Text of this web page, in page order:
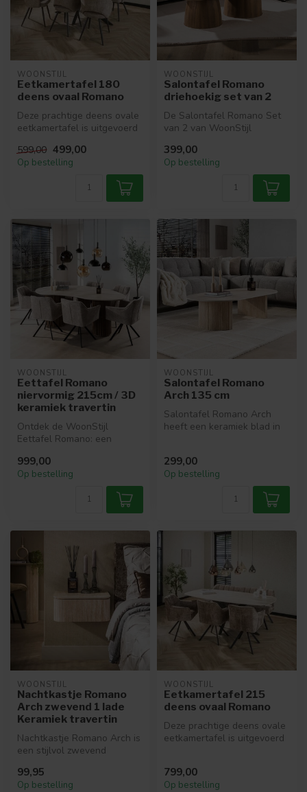
WOONSTIJL
Eetkamertafel 180
deens ovaal Romano
Deze prachtige deens ovale
eetkamertafel is uitgevoerd
599,00 499,00
Op bestelling
WOONSTIJL
Salontafel Romano
driehoekig set van 2
De Salontafel Romano Set
van 2 van WoonStijl
vormen met ee...
399,00
Op bestelling
WOONSTIJL
Eettafel Romano
niervormig 215cm / 3D
keramiek travertin
Ontdek de WoonStijl
Eettafel Romano: een
cm met 3D ker...
999,00
Op bestelling
WOONSTIJL
Salontafel Romano
Arch 135 cm
Salontafel Romano Arch
heeft een keramiek blad in
299,00
Op bestelling
WOONSTIJL
Nachtkastje Romano
Arch zwevend 1 lade
Keramiek travertin
Nachtkastje Romano Arch is
een stijlvol zwevend
volledige tr...
99,95
Op bestelling
WOONSTIJL
Eetkamertafel 215
deens ovaal Romano
Deze prachtige deens ovale
eetkamertafel is uitgevoerd
799,00
Op bestelling